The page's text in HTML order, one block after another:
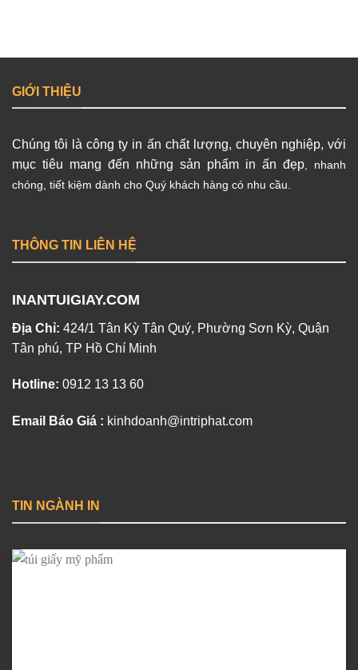
GIỚI THIỆU
Chúng tôi là công ty in ấn chất lượng, chuyên nghiệp, với
mục tiêu mang đến những sản phẩm in ấn đẹp, nhanh
chóng, tiết kiệm dành cho Quý khách hàng có nhu cầu.
THÔNG TIN LIÊN HỆ
INANTUIGIAY.COM
Địa Chỉ: 424/1 Tân Kỳ Tân Quý, Phường Sơn Kỳ, Quận
Tân phú, TP Hồ Chí Minh
Hotline: 0912 13 13 60
Email Báo Giá : kinhdoanh@intriphat.com
TIN NGÀNH IN